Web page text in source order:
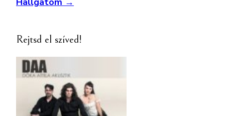
Rejtsd el szíved!